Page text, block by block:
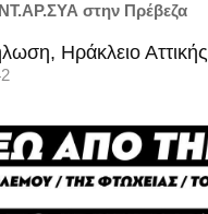
στην Πρέβεζα
Ηράκλειο